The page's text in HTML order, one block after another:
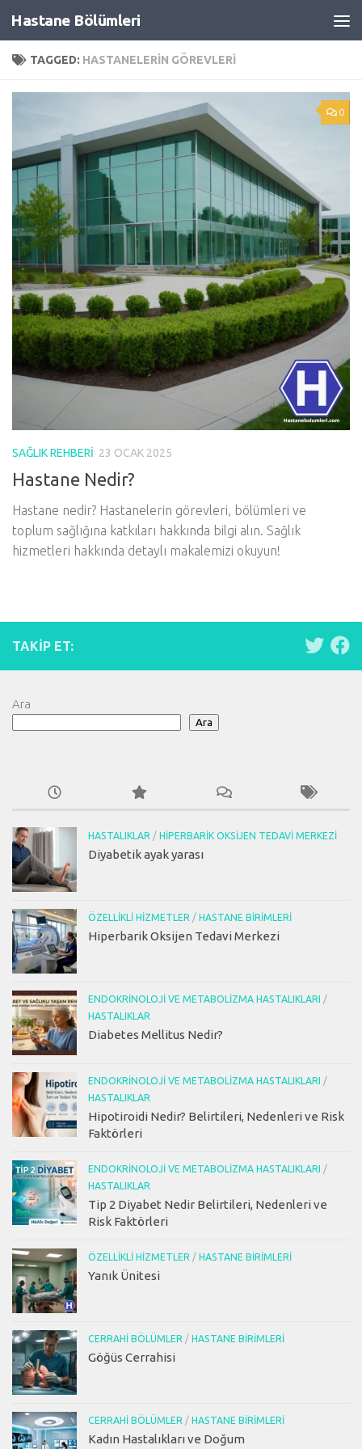
Skip to content
Hastane Bölümleri
TAGGED: HASTANELERIN GÖREVLERI
0
SAĞLIK REHBERI 23 OCAK 2025
Hastane Nedir?
Hastane nedir? Hastanelerin görevleri, bölümleri ve
toplum sağlığına katkıları hakkında bilgi alın. Sağlık
hizmetleri hakkında detaylı makalemizi okuyun!
TAKIP ET:
Ara
Ara
HASTALIKLAR / HIPERBARIK OKSIJEN TEDAVI MERKEZI
Diyabetik ayak yarası
ÖZELLIKLI HIZMETLER / HASTANE BIRIMLERI
Hiperbarik Oksijen Tedavi Merkezi
ENDOKRINOLOJI VE METABOLIZMA HASTALIKLARI
/
HASTALIKLAR
Diabetes Mellitus Nedir?
ENDOKRINOLOJI VE METABOLIZMA HASTALIKLARI
/
HASTALIKLAR
Hipotiroidi Nedir? Belirtileri, Nedenleri ve Risk
Faktörleri
ENDOKRINOLOJI VE METABOLIZMA HASTALIKLARI
/
HASTALIKLAR
Tip 2 Diyabet Nedir Belirtileri, Nedenleri ve
Risk Faktörleri
ÖZELLIKLI HIZMETLER / HASTANE BIRIMLERI
Yanık Ünitesi
CERRAHI BÖLÜMLER / HASTANE BIRIMLERI
Göğüs Cerrahisi
CERRAHI BÖLÜMLER / HASTANE BIRIMLERI
Kadın Hastalıkları ve Doğum